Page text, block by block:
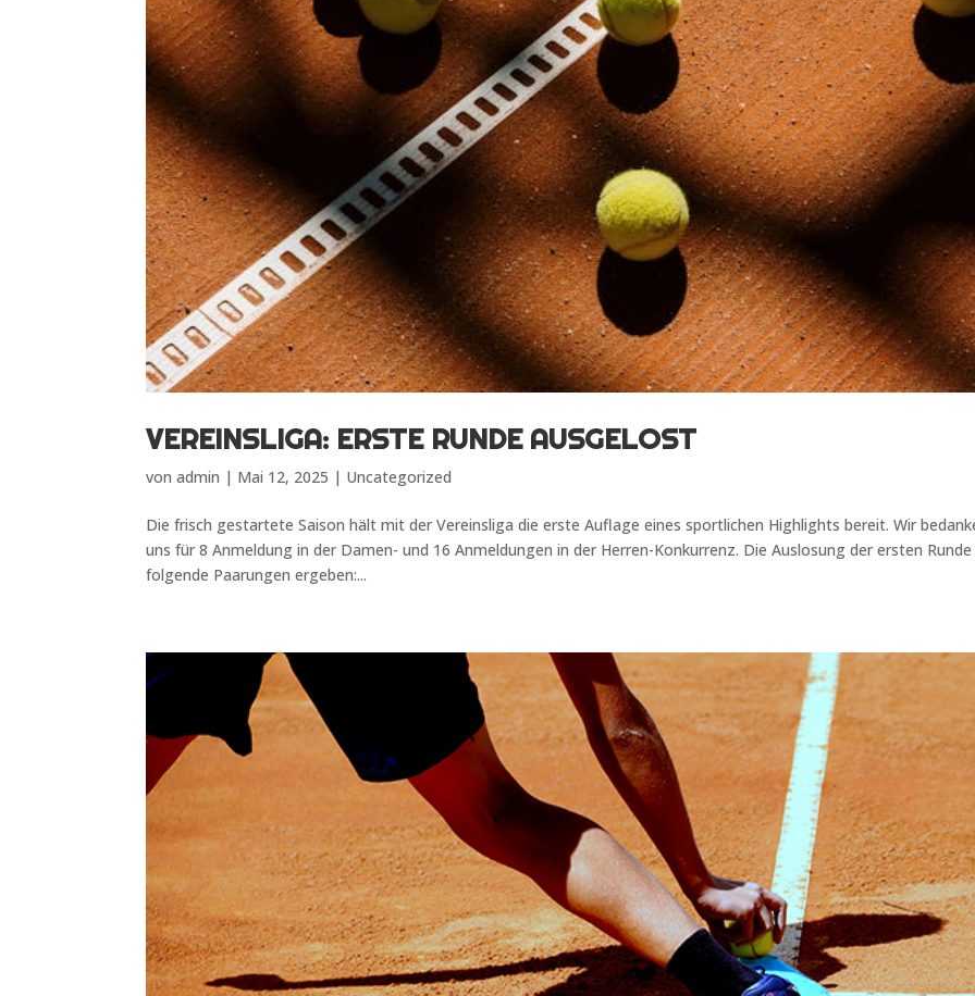
VEREINSLIGA: ERSTE RUNDE AUSGELOST
vonadmin | Mai 12, 2025 | Uncategorized
Die frisch gestartete Saison hält mit der Vereinsliga die erste Auflage eines sportlichen Highlights bereit. Wir
uns für 8 Anmeldung in der Damen- und 16 Anmeldungen in der Herren-Konkurrenz. Die Auslosung der ersten
folgende Paarungen ergeben:...